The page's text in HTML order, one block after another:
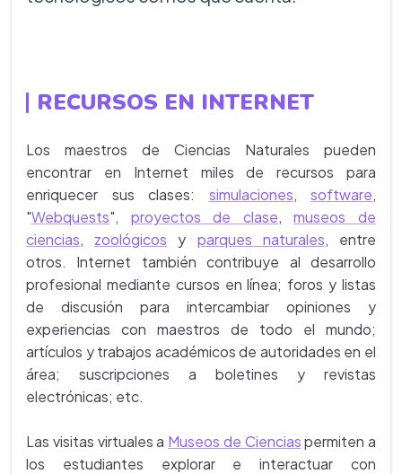
RECURSOS EN INTERNET
Los maestros de Ciencias Naturales pueden
encontrar en Internet miles de recursos para
enriquecer sus clases: simulaciones, software,
"Webquests", proyectos de clase,museos de
ciencias, zoológicos y parques naturales, entre
otros. Internet también contribuye al desarrollo
profesional mediante cursos en línea; foros y listas
de discusión para intercambiar opiniones y
experiencias con maestros de todo el mundo;
artículos y trabajos académicos de autoridades en el
área; suscripciones a boletines y revistas
electrónicas; etc.
Las visitas virtuales a Museos de Cienciaspermiten a
los estudiantes explorar e interactuar con